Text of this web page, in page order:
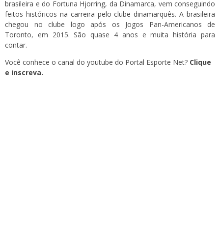
brasileira e do Fortuna Hjorring, da Dinamarca, vem conseguindo
feitos históricos na carreira pelo clube dinamarquês. A brasileira
chegou no clube logo após os Jogos Pan-Americanos de
Toronto, em 2015. São quase 4 anos e muita história para
contar.
Você conhece o canal do youtube do Portal Esporte Net? Clique
e inscreva.